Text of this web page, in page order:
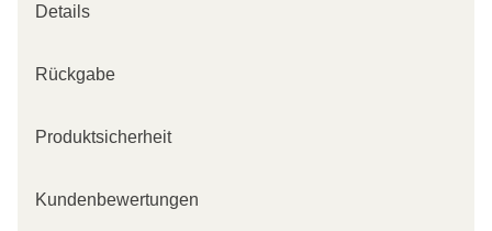
Details
Rückgabe
Produktsicherheit
Kundenbewertungen